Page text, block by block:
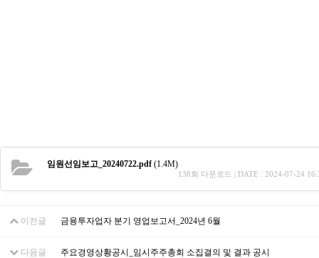
임원선임보고_20240722.pdf(1.4M)
138회 다운로드 | DATE : 2024-07-24
이전글 금융투자업자 분기 영업보고서_2024년 6월
다음글 주요경영상황공시_임시주주총회 소집결의 및 결과 공시